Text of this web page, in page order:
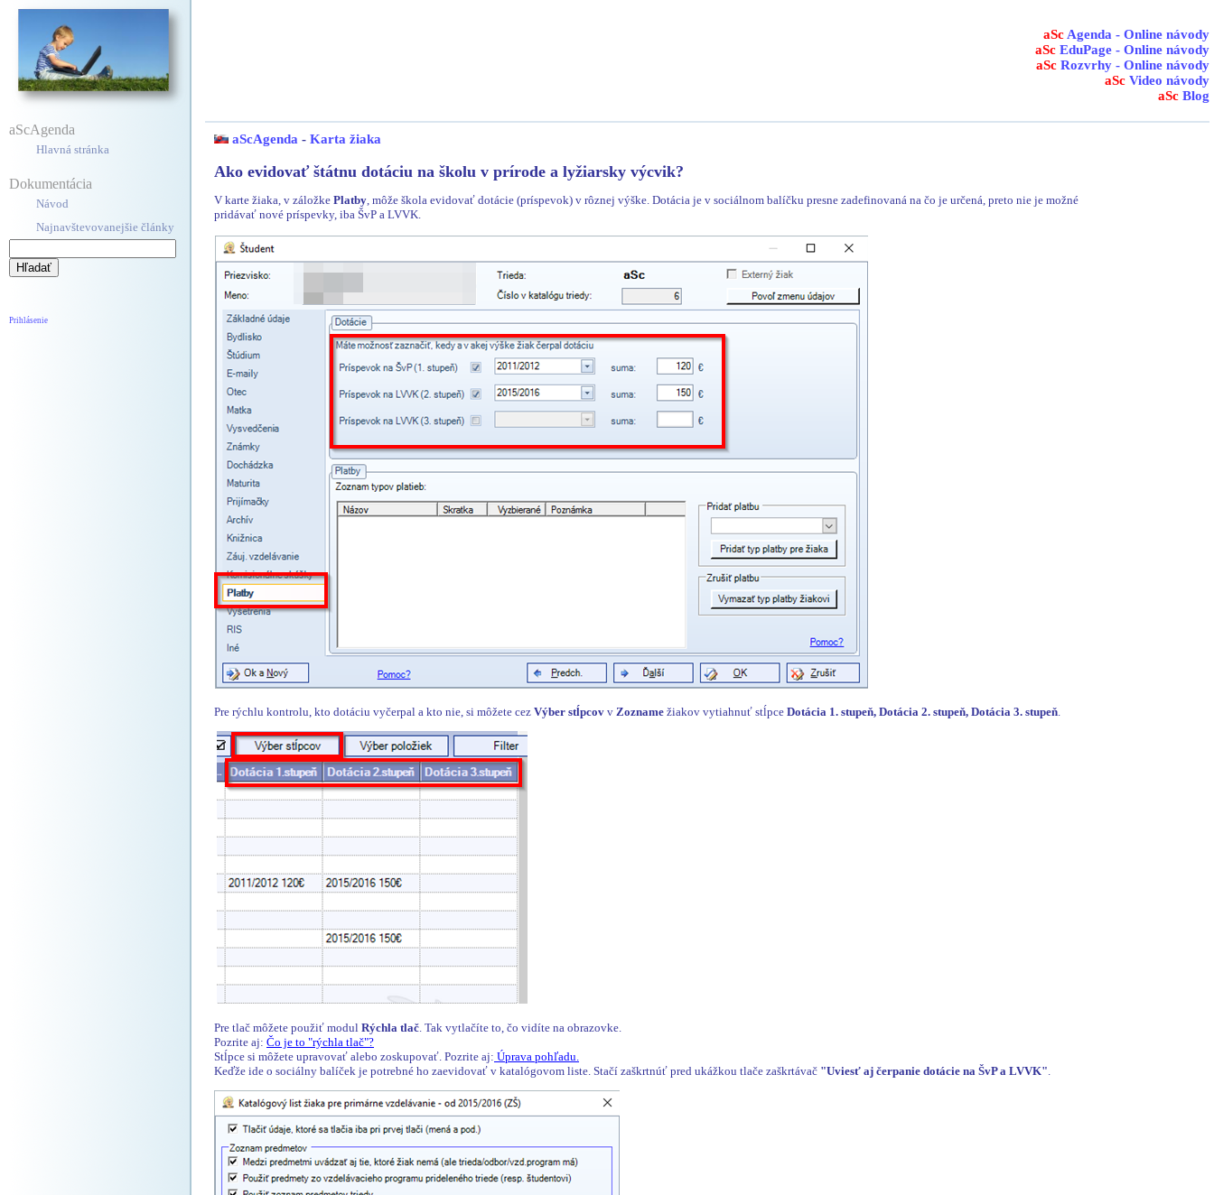
aScAgenda
Hlavná stránka
Dokumentácia
Návod
Najnavštevovanejšie články
Prihlásenie
aSc Agenda - Online návody
aSc EduPage - Online návody
aSc Rozvrhy - Online návody
aSc Video návody
aSc Blog
aScAgenda - Karta žiaka
Ako evidovať štátnu dotáciu na školu v prírode a lyžiarsky výcvik?
V karte žiaka, v záložke Platby, môže škola evidovať dotácie (príspevok) v rôznej výške. Dotácia je v sociálnom balíčku presne zadefinovaná na čo je určená, preto nie je možné
pridávať nové príspevky, iba ŠvP a LVVK.
Pre rýchlu kontrolu, kto dotáciu vyčerpal a kto nie, si môžete cez Výber stĺpcov v Zozname žiakov vytiahnuť stĺpce Dotácia 1. stupeň, Dotácia 2. stupeň, Dotácia 3. stupeň
Pre tlač môžete použiť modul Rýchla tlač . Tak vytlačíte to, čo vidíte na obrazovke.
Pozrite aj: Čo je to "rýchla tlač"?
Stĺpce si môžete upravovať alebo zoskupovať. Pozrite aj: Úprava pohľadu.
Keďže ide o sociálny balíček je potrebné ho zaevidovať v katalógovom liste. Stačí zaškrtnúť pred ukážkou tlače zaškrtávač "Uviesť aj čerpanie dotácie na ŠvP a LVVK"